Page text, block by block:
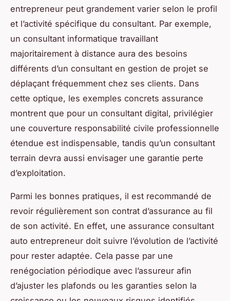
entrepreneur peut grandement varier selon le profil
et l’activité spécifique du consultant. Par exemple,
un consultant informatique travaillant
majoritairement à distance aura des besoins
différents d’un consultant en gestion de projet se
déplaçant fréquemment chez ses clients. Dans
cette optique, les exemples concrets assurance
montrent que pour un consultant digital, privilégier
une couverture responsabilité civile professionnelle
étendue est indispensable, tandis qu’un consultant
terrain devra aussi envisager une garantie perte
d’exploitation.
Parmi les bonnes pratiques, il est recommandé de
revoir régulièrement son contrat d’assurance au fil
de son activité. En effet, une assurance consultant
auto entrepreneur doit suivre l’évolution de l’activité
pour rester adaptée. Cela passe par une
renégociation périodique avec l’assureur afin
d’ajuster les plafonds ou les garanties selon la